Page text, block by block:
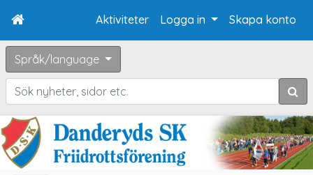
Aktiviteter Logga in Skapa konto
Språk/language
Sök